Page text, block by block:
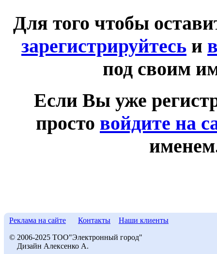
Для того чтобы
зарегистрируйтесь и
под своим
Если Вы уже
просто войдите на
Реклама на сайте Контакты Наши клиенты
© 2006-2025 ТОО"Электронный город"
Дизайн Алексенко А.